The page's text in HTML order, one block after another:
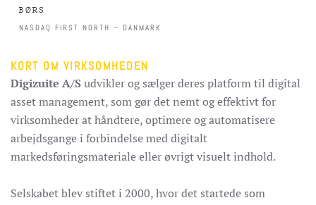
BØRS
NASDAQ FIRST NORTH – DANMARK
KORT OM VIRKSOMHEDEN
Digizuite A/Sudvikler og sælger deres platform til digital
asset management, som gør det nemt og effektivt for
virksomheder at håndtere, optimere og automatisere
arbejdsgange i forbindelse med digitalt
markedsføringsmateriale eller øvrigt visuelt indhold.
Selskabet blev stiftet i 2000, hvor det startede som